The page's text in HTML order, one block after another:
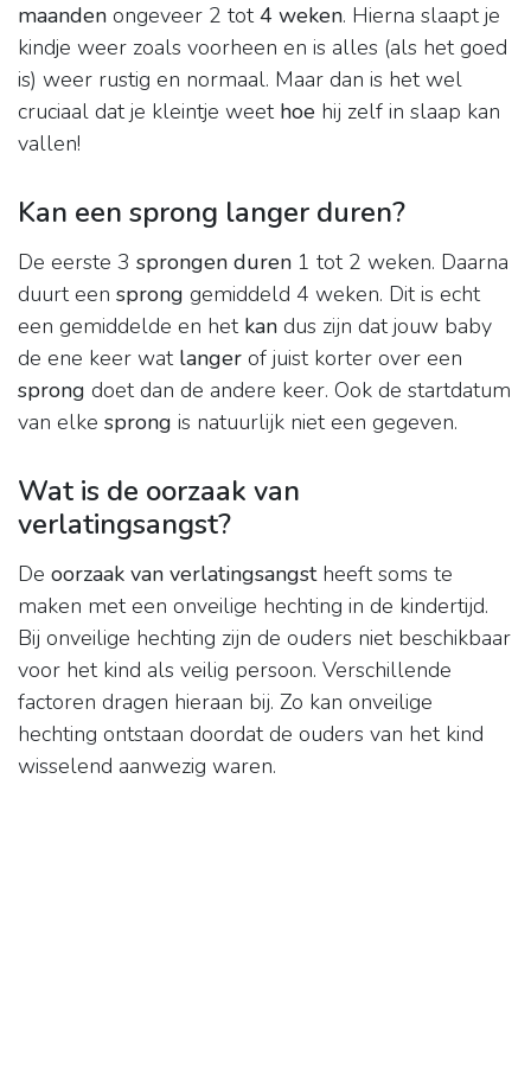
maanden ongeveer 2 tot4 weken. Hierna slaapt je
kindje weer zoals voorheen en is alles (als het goed
is) weer rustig en normaal. Maar dan is het wel
cruciaal dat je kleintje weet hoe hij zelf in slaap kan
vallen!
Kan een sprong langer duren?
De eerste 3 sprongen duren 1 tot 2 weken. Daarna
duurt een sprong gemiddeld 4 weken. Dit is echt
een gemiddelde en het kan dus zijn dat jouw baby
de ene keer wat langer of juist korter over een
sprong doet dan de andere keer. Ook de startdatum
van elke sprong is natuurlijk niet een gegeven.
Wat is de oorzaak van
verlatingsangst?
De oorzaak van verlatingsangstheeft soms te
maken met een onveilige hechting in de kindertijd.
Bij onveilige hechting zijn de ouders niet beschikbaar
voor het kind als veilig persoon. Verschillende
factoren dragen hieraan bij. Zo kan onveilige
hechting ontstaan doordat de ouders van het kind
wisselend aanwezig waren.